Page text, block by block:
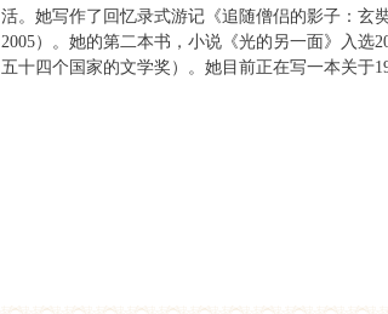
活。她写作了回忆录式游记《追随僧侣的影子：玄
2005）。她的第二本书，小说《光的另一面》入选
五十四个国家的文学奖）。她目前正在写一本关于